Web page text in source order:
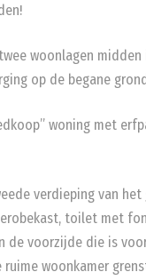
woonlagen
op de begane
woning met
verdieping van
toilet met
de voorzijde die is
woonkamer